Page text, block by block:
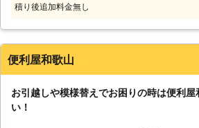
ほしい」 「説
り、お悩みの
立110番をご利用
積り後追加料金無し
便利屋和歌山
お引越しや模様替えでお困りの時は便利屋
い！